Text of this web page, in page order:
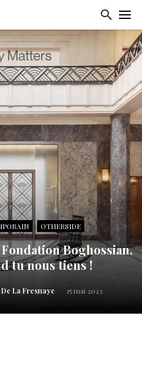
OTHERSIDE
Boghossian,
tu nous tiens !
La Fresnaye 15 mai 2023